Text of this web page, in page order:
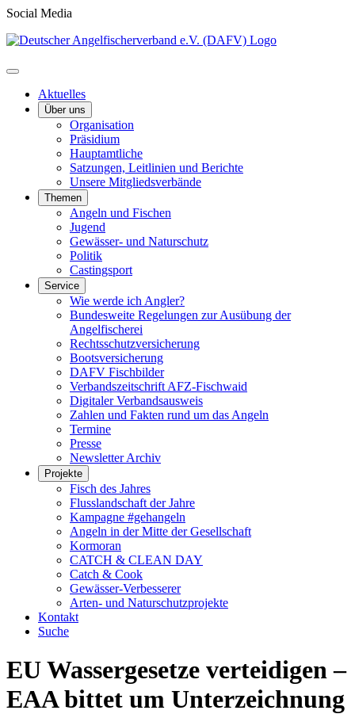
Social Media
Aktuelles
Über uns
Organisation
Präsidium
Hauptamtliche
Satzungen, Leitlinien und Berichte
Unsere Mitgliedsverbände
Themen
Angeln und Fischen
Jugend
Gewässer- und Naturschutz
Politik
Castingsport
Service
Wie werde ich Angler?
Bundesweite Regelungen zur Ausübung der
Angelfischerei
Rechtsschutzversicherung
Bootsversicherung
DAFV Fischbilder
Verbandszeitschrift AFZ-Fischwaid
Digitaler Verbandsausweis
Zahlen und Fakten rund um das Angeln
Termine
Presse
Newsletter Archiv
Projekte
Fisch des Jahres
Flusslandschaft der Jahre
Kampagne #gehangeln
Angeln in der Mitte der Gesellschaft
Kormoran
CATCH & CLEAN DAY
Catch & Cook
Gewässer-Verbesserer
Arten- und Naturschutzprojekte
Kontakt
Suche
EU Wassergesetze verteidigen –
EAA bittet um Unterzeichnung